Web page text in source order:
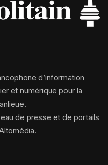
d’information
et numérique pour la
de presse et de portails